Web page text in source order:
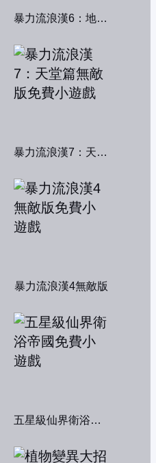
暴力流浪漢6：地獄篇
暴力流浪漢7：天堂篇無敵版
暴力流浪漢4無敵版
五星級仙界衛浴帝國